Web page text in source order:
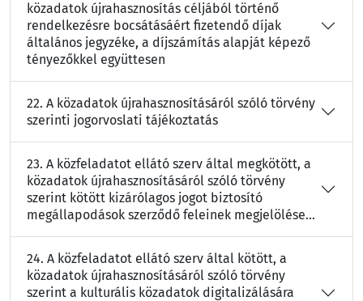
közadatok újrahasznosítás céljából történő
rendelkezésre bocsátásáért fizetendő díjak
általános jegyzéke, a díjszámítás alapját képező
tényezőkkel együttesen
22. A közadatok újrahasznosításáról szóló törvény
szerinti jogorvoslati tájékoztatás
23. A közfeladatot ellátó szerv által megkötött, a
közadatok újrahasznosításáról szóló törvény
szerint kötött kizárólagos jogot biztosító
megállapodások szerződő feleinek megjelölése...
24. A közfeladatot ellátó szerv által kötött, a
közadatok újrahasznosításáról szóló törvény
szerint a kulturális közadatok digitalizálására